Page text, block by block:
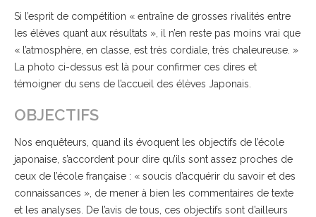
Si l’esprit de compétition « entraîne de grosses rivalités entre
les élèves quant aux résultats », il n’en reste pas moins vrai que
« l’atmosphère, en classe, est très cordiale, très chaleureuse. »
La photo ci-dessus est là pour confirmer ces dires et
témoigner du sens de l’accueil des élèves Japonais.
OBJECTIFS
Nos enquêteurs, quand ils évoquent les objectifs de l’école
japonaise, s’accordent pour dire qu’ils sont assez proches de
ceux de l’école française : « soucis d’acquérir du savoir et des
connaissances », de mener à bien les commentaires de texte
et les analyses. De l’avis de tous, ces objectifs sont d’ailleurs